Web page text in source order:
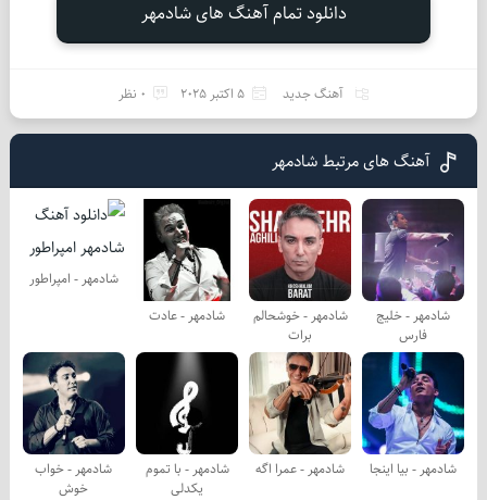
دانلود تمام آهنگ های شادمهر
آهنگ جدید 5 اکتبر 2025 0 نظر
آهنگ های مرتبط شادمهر
شادمهر - خلیج
فارس
شادمهر - خوشحالم
برات
شادمهر - عادت
شادمهر - امپراطور
شادمهر - بیا اینجا شادمهر - عمرا اگه
شادمهر - با تموم
یكدلی
شادمهر - خواب
خوش